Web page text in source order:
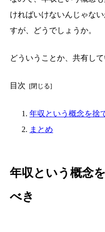
ければいけないんじゃな
すが、どうでしょうか。
どういうことか、共有して
目次
年収という概念を捨
まとめ
年収という概念
べき